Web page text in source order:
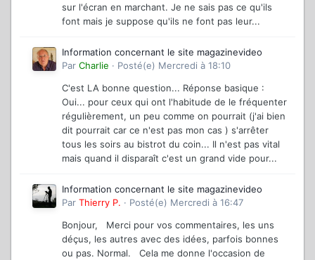
sur l'écran en marchant. Je ne sais pas ce qu'ils
font mais je suppose qu'ils ne font pas leur...
Information concernant le site magazinevideo
Par Charlie · Posté(e) Mercredi à 18:10
C'est LA bonne question... Réponse basique :
Oui... pour ceux qui ont l'habitude de le fréquenter
régulièrement, un peu comme on pourrait (j'ai bien
dit pourrait car ce n'est pas mon cas ) s'arrêter
tous les soirs au bistrot du coin... Il n'est pas vital
mais quand il disparaît c'est un grand vide pour...
Information concernant le site magazinevideo
Par Thierry P. · Posté(e) Mercredi à 16:47
Bonjour, Merci pour vos commentaires, les uns
déçus, les autres avec des idées, parfois bonnes
ou pas. Normal. Cela me donne l'occasion de